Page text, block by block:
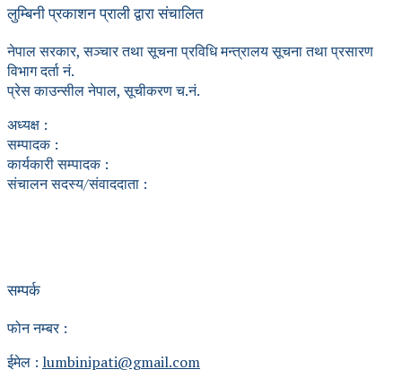
लुम्बिनी प्रकाशन प्राली द्वारा संचालित
नेपाल सरकार, सञ्चार तथा सूचना प्रविधि मन्त्रालय सूचना तथा प्रसारण
विभाग दर्ता नं.
प्रेस काउन्सील नेपाल, सूचीकरण च.नं.
अध्यक्ष :
सम्पादक :
कार्यकारी सम्पादक :
संचालन सदस्य/संवाददाता :
सम्पर्क
फोन नम्बर :
ईमेल : lumbinipati@gmail.com